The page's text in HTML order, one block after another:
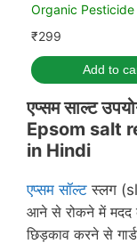
Organic
PPM)
₹299
Add to
एप्सम साल्ट
Epsom salt
in Hindi
एप्सम सॉल्ट स्लग
आने से रोकने में मदद
छिड़काव करने से